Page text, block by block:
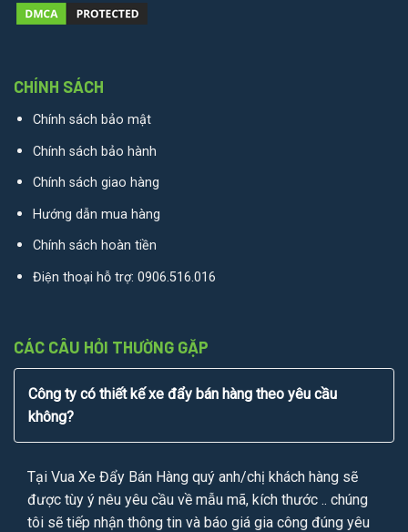
CHÍNH SÁCH
Chính sách bảo mật
Chính sách bảo hành
Chính sách giao hàng
Hướng dẫn mua hàng
Chính sách hoàn tiền
Điện thoại hỗ trợ: 0906.516.016
CÁC CÂU HỎI THƯỜNG GẶP
Công ty có thiết kế xe đẩy bán hàng theo yêu cầu
không?
Tại Vua Xe Đẩy Bán Hàng quý anh/chị khách hàng sẽ
được tùy ý nêu yêu cầu về mẫu mã, kích thước .. chúng
tôi sẽ tiếp nhận thông tin và báo giá gia công đúng yêu